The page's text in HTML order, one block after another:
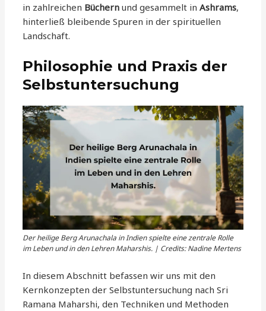
in zahlreichen Büchern und gesammelt inAshrams,
hinterließ bleibende Spuren in der spirituellen
Landschaft.
Philosophie und Praxis der
Selbstuntersuchung
Der heilige Berg Arunachala in Indien spielte eine zentrale Rolle
im Leben und in den Lehren Maharshis. | Credits: Nadine Mertens
In diesem Abschnitt befassen wir uns mit den
Kernkonzepten der Selbstuntersuchung nach Sri
Ramana Maharshi, den Techniken und Methoden